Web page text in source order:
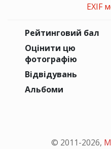
EXIF
Рейтинговий бал
Оцінити цю
фотографію
Відвідувань
Альбоми
© 2011-2026,